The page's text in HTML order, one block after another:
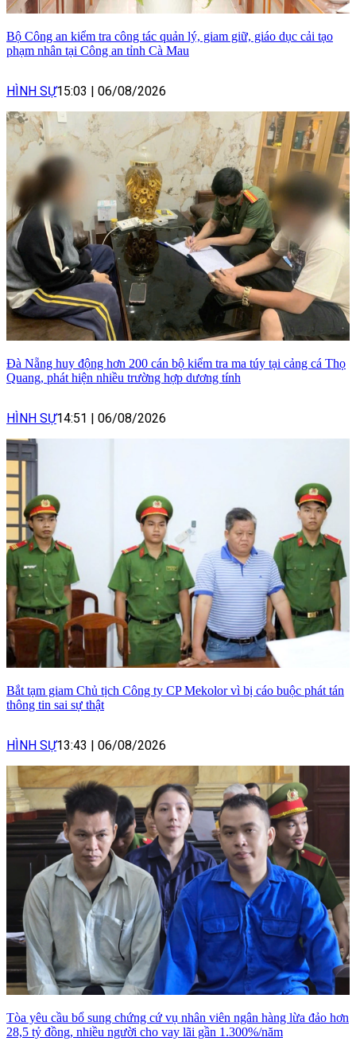
Bộ Công an kiểm tra công tác quản lý, giam giữ, giáo dục cải tạo
phạm nhân tại Công an tỉnh Cà Mau
HÌNH SỰ15:03 | 06/08/2026
Đà Nẵng huy động hơn 200 cán bộ kiểm tra ma túy tại cảng cá Thọ
Quang, phát hiện nhiều trường hợp dương tính
HÌNH SỰ14:51 | 06/08/2026
Bắt tạm giam Chủ tịch Công ty CP Mekolor vì bị cáo buộc phát tán
thông tin sai sự thật
HÌNH SỰ13:43 | 06/08/2026
Tòa yêu cầu bổ sung chứng cứ vụ nhân viên ngân hàng lừa đảo hơn
28,5 tỷ đồng, nhiều người cho vay lãi gần 1.300%/năm